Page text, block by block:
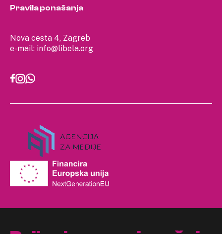
Nova cesta 4, Zagreb
e-mail: info@libela.org
Pravila ponašanja